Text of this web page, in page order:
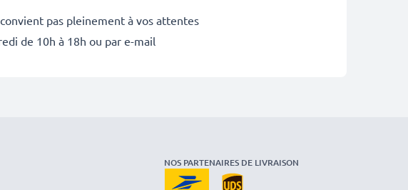
pas pleinement à vos attentes
de 10h à 18h ou par e-mail
NOS PARTENAIRES DE LIVRAISON